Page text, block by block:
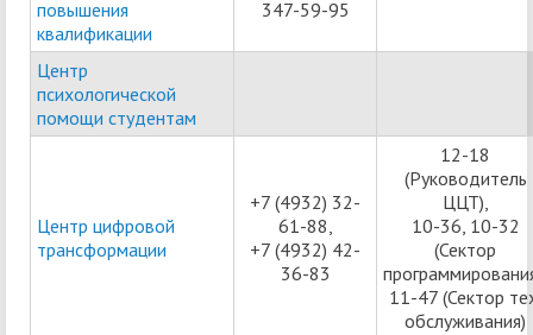
повышения
квалификации
347-59-95
Центр
психологической
помощи студентам
Центр цифровой
трансформации
+7 (4932) 32-
61-88,
+7 (4932) 42-
36-83
12-18
(Руководитель
ЦЦТ),
10-36, 10-32
(Сектор
11-47 (Сектор
обслуживания)